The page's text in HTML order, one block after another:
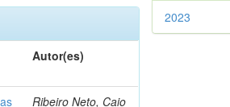
Autor(es)
Ribeiro Neto, Caio
2023